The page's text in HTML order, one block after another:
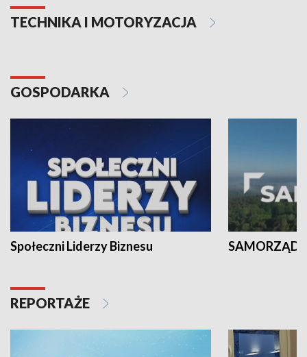
TECHNIKA I MOTORYZACJA
GOSPODARKA
Społeczni Liderzy Biznesu SAMORZĄD
REPORTAŻE